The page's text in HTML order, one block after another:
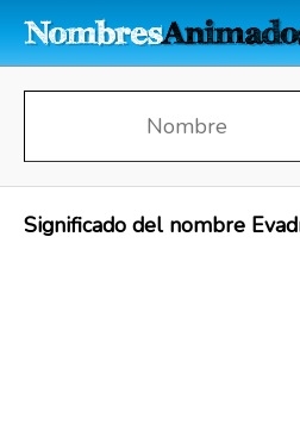
Significado del nombre